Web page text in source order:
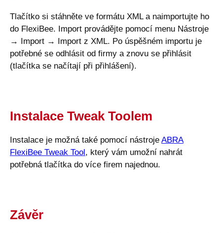
Tlačítko si stáhněte ve formátu XML a naimportujte ho
do FlexiBee. Import provádějte pomocí menu Nástroje
→ Import → Import z XML. Po úspěšném importu je
potřebné se odhlásit od firmy a znovu se přihlásit
(tlačítka se načítají při přihlášení).
Instalace Tweak Toolem
Instalace je možná také pomocí nástroje ABRA
FlexiBee Tweak Tool, který vám umožní nahrát
potřebná tlačítka do více firem najednou.
Závěr